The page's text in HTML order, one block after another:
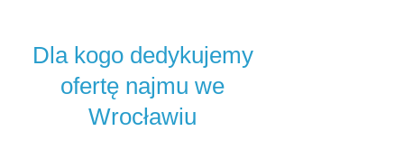
Dla kogo dedykujemy
ofertę najmu we
Wrocławiu